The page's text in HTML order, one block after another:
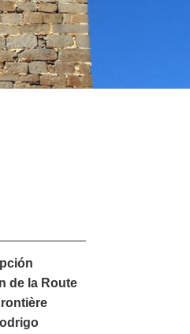
de la Route